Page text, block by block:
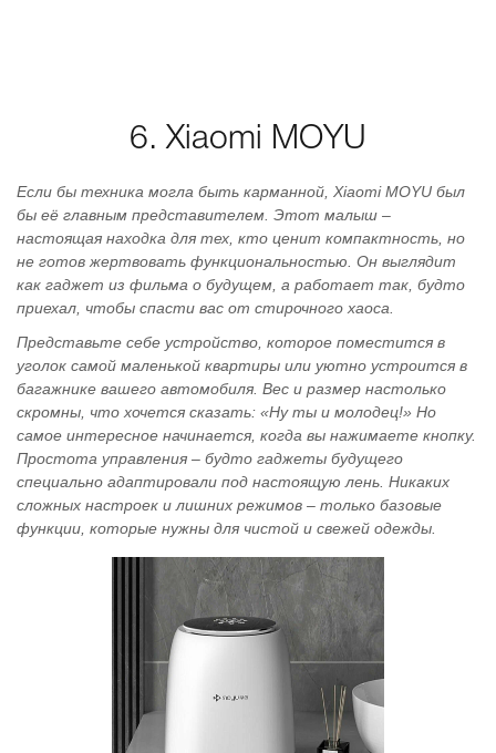
6. Xiaomi MOYU
Если бы техника могла быть карманной, Xiaomi MOYU был
бы её главным представителем. Этот малыш –
настоящая находка для тех, кто ценит компактность, но
не готов жертвовать функциональностью. Он выглядит
как гаджет из фильма о будущем, а работает так, будто
приехал, чтобы спасти вас от стирочного хаоса.
Представьте себе устройство, которое поместится в
уголок самой маленькой квартиры или уютно устроится в
багажнике вашего автомобиля. Вес и размер настолько
скромны, что хочется сказать: «Ну ты и молодец!» Но
самое интересное начинается, когда вы нажимаете кнопку.
Простота управления – будто гаджеты будущего
специально адаптировали под настоящую лень. Никаких
сложных настроек и лишних режимов – только базовые
функции, которые нужны для чистой и свежей одежды.